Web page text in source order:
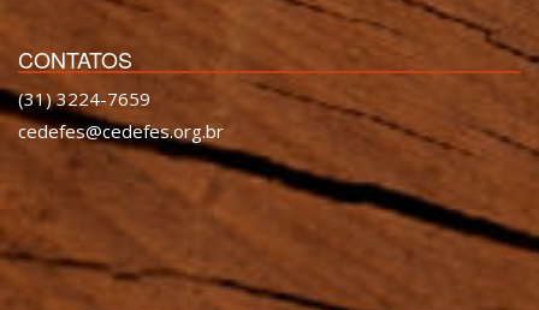
CONTATOS
(31) 3224-7659
cedefes@cedefes.org.br